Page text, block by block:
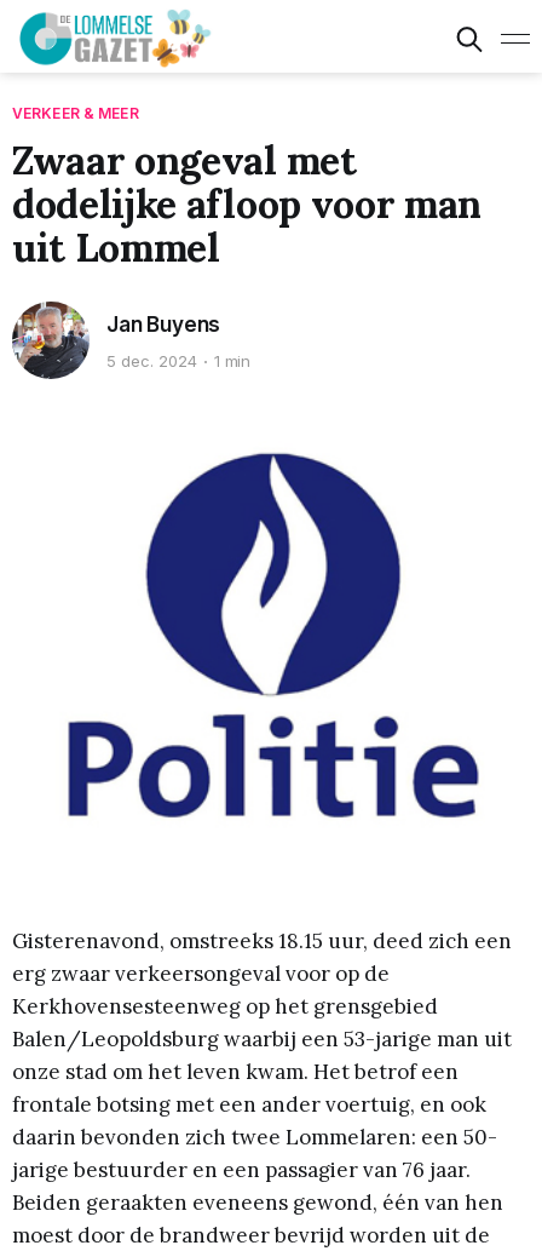
VERKEER & MEER
Zwaar ongeval met
dodelijke afloop voor man
uit Lommel
Jan Buyens
5 dec. 2024 1 min
Gisterenavond, omstreeks 18.15 uur, deed zich een
erg zwaar verkeersongeval voor op de
Kerkhovensesteenweg op het grensgebied
Balen/Leopoldsburg waarbij een 53-jarige man uit
onze stad om het leven kwam. Het betrof een
frontale botsing met een ander voertuig, en ook
daarin bevonden zich twee Lommelaren: een 50-
jarige bestuurder en een passagier van 76 jaar.
Beiden geraakten eveneens gewond, één van hen
moest door de brandweer bevrijd worden uit de